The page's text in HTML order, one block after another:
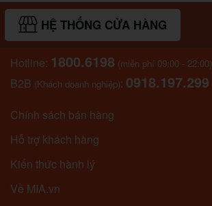
HỆ THỐNG CỬA HÀNG
Hotline: 1800.6198 (miễn phí 09:00 - 22:00)
B2B (Khách doanh nghiệp): 0918.197.299
Chính sách bán hàng
Hỗ trợ khách hàng
Kiến thức hành lý
Về MIA.vn